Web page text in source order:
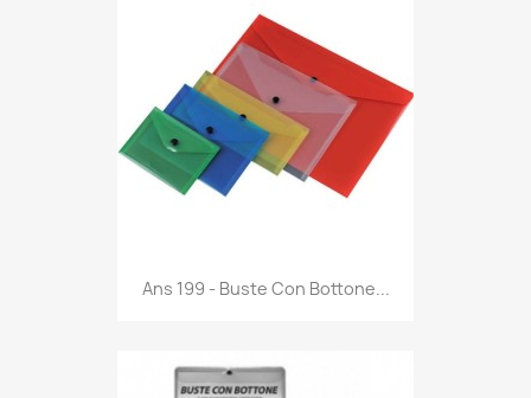
Anteprima
Ans 199 - Buste Con Bottone...